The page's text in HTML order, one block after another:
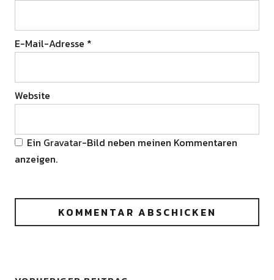
E-Mail-Adresse *
Website
Ein Gravatar-Bild neben meinen Kommentaren
anzeigen.